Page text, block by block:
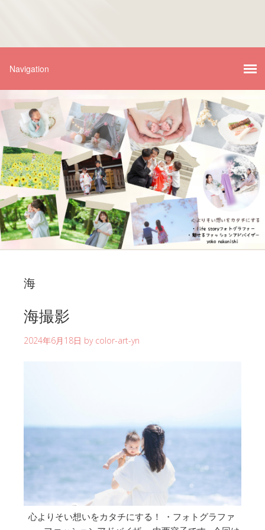
海
海撮影
2024年6月18日 by color-art-yn
心よりそい想いをカタチにする！ ・フォトグラファ